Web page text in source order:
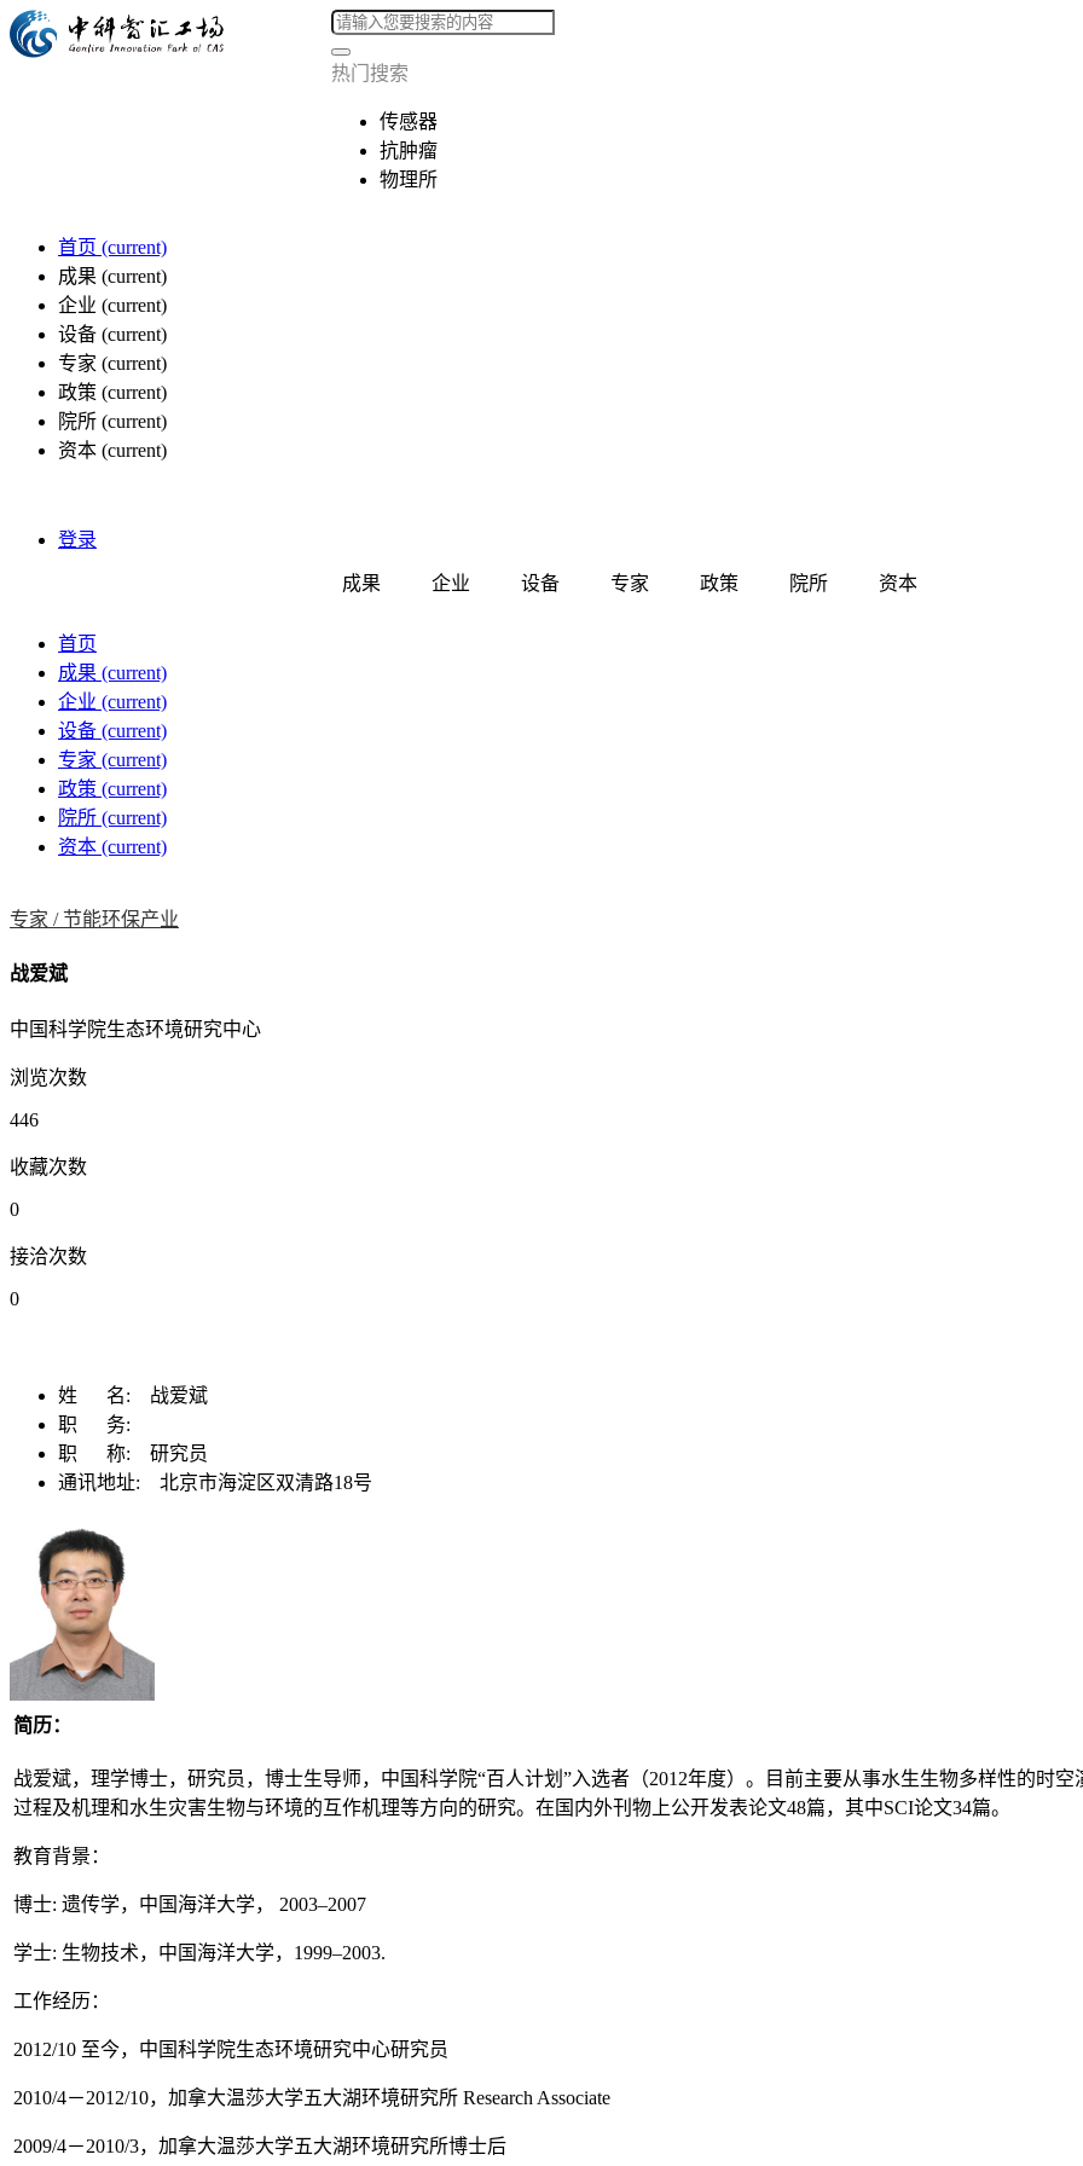
热门搜索
传感器
抗肿瘤
物理所
首页 (current)
成果 (current)
企业 (current)
设备 (current)
专家 (current)
政策 (current)
院所 (current)
资本 (current)
登录
成果 企业 设备 专家 政策 院所 资本
首页
成果 (current)
企业 (current)
设备 (current)
专家 (current)
政策 (current)
院所 (current)
资本 (current)
专家 /节能环保产业
战爱斌
中国科学院生态环境研究中心
浏览次数
446
收藏次数
0
接洽次数
0
姓 名: 战爱斌
职 务:
职 称: 研究员
通讯地址: 北京市海淀区双清路18号
简历：
战爱斌，理学博士，研究员，博士生导师，中国科学院“百人计划”入选者（2012年度）。目前主要从事水生生物多样性的时
过程及机理和水生灾害生物与环境的互作机理等方向的研究。在国内外刊物上公开发表论文48篇，其中SCI论文34篇。
教育背景：
博士: 遗传学，中国海洋大学， 2003–2007
学士: 生物技术，中国海洋大学，1999–2003.
工作经历：
2012/10 至今，中国科学院生态环境研究中心研究员
2010/4－2012/10，加拿大温莎大学五大湖环境研究所 Research Associate
2009/4－2010/3，加拿大温莎大学五大湖环境研究所博士后